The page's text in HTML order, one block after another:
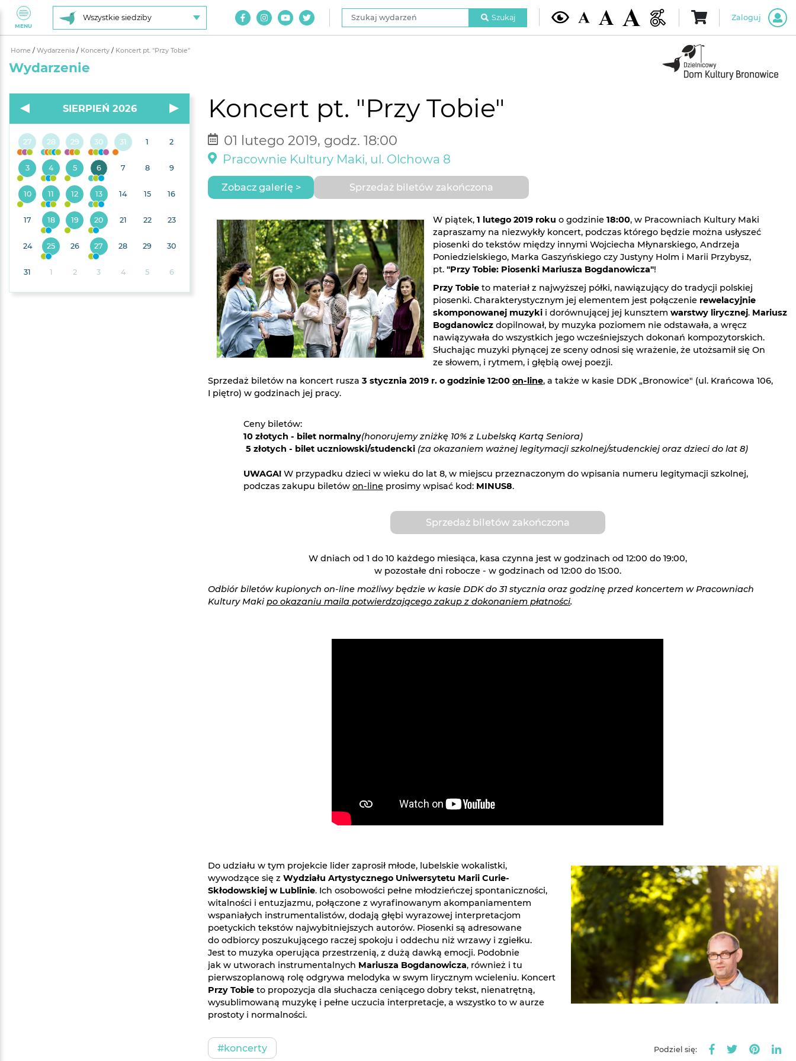
MENU
Wszystkie siedziby
Szukaj wydarzeń
Szukaj Zaloguj
Home / Wydarzenia / Koncerty / Koncert pt. "Przy Tobie"
Wydarzenie
Koncert pt. "Przy Tobie"
01 lutego 2019, godz. 18:00
Pracownie Kultury Maki, ul. Olchowa 8
Zobacz galerię > Sprzedaż biletów zakończona
W piątek, 1 lutego 2019 roku o godzinie 18:00, w Pracowniach Kultury Maki
zapraszamy na niezwykły koncert, podczas którego będzie można usłyszeć
piosenki do tekstów między innymi Wojciecha Młynarskiego, Andrzeja
Poniedzielskiego, Marka Gaszyńskiego czy Justyny Holm i Marii Przybysz,
pt. "Przy Tobie: Piosenki Mariusza Bogdanowicza"!​
Przy Tobie to materiał z najwyższej półki, nawiązujący do tradycji polskiej
piosenki. Charakterystycznym jej elementem jest połączenie rewelacyjnie
skomponowanej muzyki i dorównującej jej kunsztem warstwy lirycznej. Mariusz
Bogdanowicz dopilnował, by muzyka poziomem nie odstawała, a wręcz
nawiązywała do wszystkich jego wcześniejszych dokonań kompozytorskich.
Słuchając muzyki płynącej ze sceny odnosi się wrażenie, że utożsamił się On
ze słowem, i rytmem, i głębią owej poezji.
Sprzedaż biletów na koncert rusza 3 stycznia 2019 r. o godzinie 12:00 on-line, a także w kasie DDK „Bronowice" (ul. Krańcowa 106,
I piętro) w godzinach jej pracy.
Ceny biletów:
10 złotych - bilet normalny(honorujemy zniżkę 10% z Lubelską Kartą Seniora)
5 złotych - bilet uczniowski/studencki (za okazaniem ważnej legitymacji szkolnej/studenckiej oraz dzieci do lat 8)
UWAGA! W przypadku dzieci w wieku do lat 8, w miejscu przeznaczonym do wpisania numeru legitymacji szkolnej,
podczas zakupu biletów on-line prosimy wpisać kod: MINUS8.
Sprzedaż biletów zakończona
W dniach od 1 do 10 każdego miesiąca, kasa czynna jest w godzinach od 12:00 do 19:00,
w pozostałe dni robocze - w godzinach od 12:00 do 15:00.
Odbiór biletów kupionych on-line możliwy będzie w kasie DDK do 31 stycznia oraz godzinę przed koncertem w Pracowniach
Kultury Maki po okazaniu maila potwierdzającego zakup z dokonaniem płatności.
Do udziału w tym projekcie lider zaprosił młode, lubelskie wokalistki,
wywodzące się z Wydziału Artystycznego Uniwersytetu Marii Curie-
Skłodowskiej w Lublinie. Ich osobowości pełne młodzieńczej spontaniczności,
witalności i entuzjazmu, połączone z wyrafinowanym akompaniamentem
wspaniałych instrumentalistów, dodają głębi wyrazowej interpretacjom
poetyckich tekstów najwybitniejszych autorów. Piosenki są adresowane
do odbiorcy poszukującego raczej spokoju i oddechu niż wrzawy i zgiełku.
Jest to muzyka operująca przestrzenią, z dużą dawką emocji. Podobnie
jak w utworach instrumentalnych Mariusza Bogdanowicza, również i tu
pierwszoplanową rolę odgrywa melodyka w swym lirycznym wcieleniu. Koncert
Przy Tobie to propozycja dla słuchacza ceniącego dobry tekst, nienatrętną,
wysublimowaną muzykę i pełne uczucia interpretacje, a wszystko to w aurze
prostoty i normalności.
#koncerty Podziel się:
SIERPIEŃ 2026
27 28 29 30 31 1 2
3 4 5 6 7 8 9
10 11 12 13 14 15 16
17 18 19 20 21 22 23
24 25 26 27 28 29 30
31 1 2 3 4 5 6